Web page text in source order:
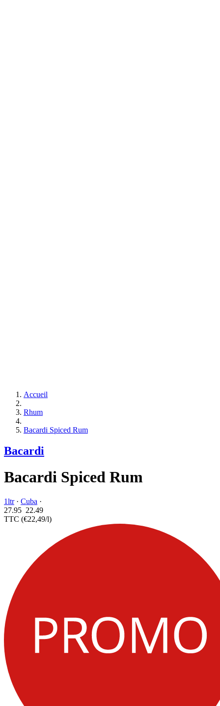
Accueil
Rhum
Bacardi Spiced Rum
Bacardi
Bacardi Spiced Rum
1ltr· Cuba ·
27.95 22.49
TTC (€22,49/l)